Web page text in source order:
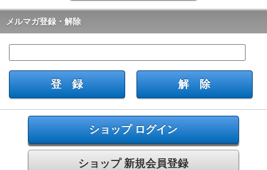
メルマガ登録・解除
ショップ ログイン
ショップ 新規会員登録